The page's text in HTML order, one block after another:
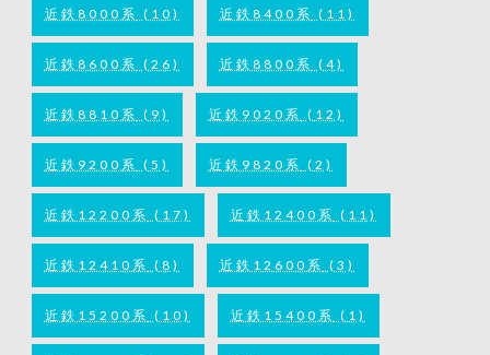
近鉄8000系 (10) 近鉄8400系 (11)
近鉄8600系 (26) 近鉄8800系 (4)
近鉄8810系 (9) 近鉄9020系 (12)
近鉄9200系 (5) 近鉄9820系 (2)
近鉄12200系 (17) 近鉄12400系 (11)
近鉄12410系 (8) 近鉄12600系 (3)
近鉄15200系 (10) 近鉄15400系 (1)